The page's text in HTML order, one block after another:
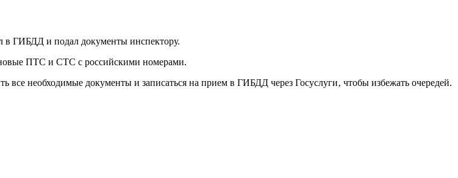
в ГИБДД и подал документы инспектору.
ПТС и СТС с российскими номерами.
все необходимые документы и записаться на прием в ГИБДД через Госуслуги‚ чтобы избежать очередей.